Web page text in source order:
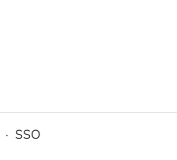
· SSO